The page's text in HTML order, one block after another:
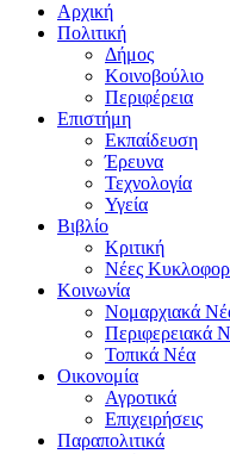
Αρχική
Πολιτική
Δήμος
Κοινοβούλιο
Περιφέρεια
Επιστήμη
Εκπαίδευση
Έρευνα
Τεχνολογία
Υγεία
Βιβλίο
Κριτική
Νέες
Κοινωνία
Νομαρχιακά
Περιφερειακά
Τοπικά Νέα
Οικονομία
Αγροτικά
Επιχειρήσεις
Παραπολιτικά